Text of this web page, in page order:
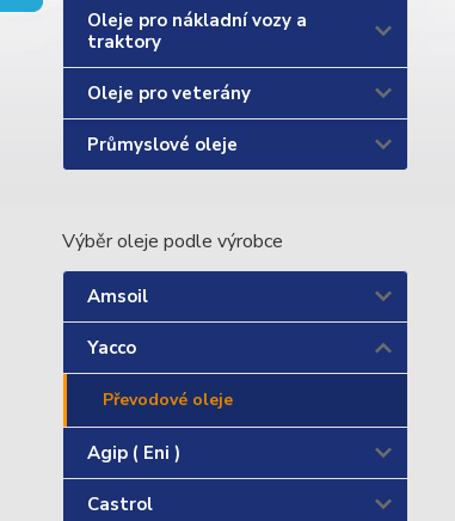
Oleje pro nákladní vozy a
traktory
Oleje pro veterány
Průmyslové oleje
Výběr oleje podle výrobce
Amsoil
Yacco
Převodové oleje
Agip ( Eni )
Castrol